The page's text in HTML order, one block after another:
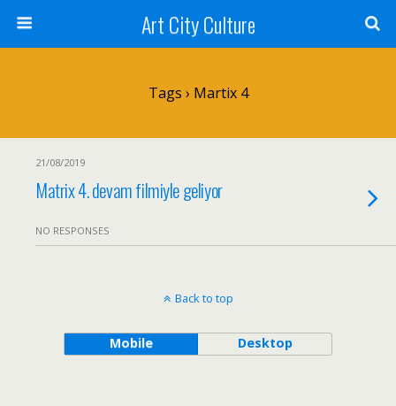
Art City Culture
Tags › Martix 4
21/08/2019
Matrix 4. devam filmiyle geliyor
NO RESPONSES
Back to top
Mobile Desktop